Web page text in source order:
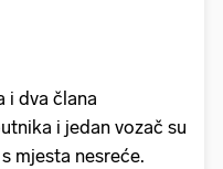
i dva člana
i jedan vozač su
mjesta nesreće.